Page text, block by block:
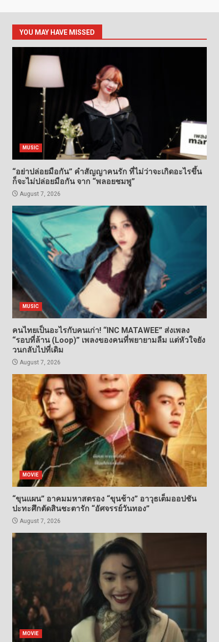
YOU MAY HAVE MISSED
MUSIC
“อย่าปล่อยมือกัน” คำสัญญาคนรัก ที่ไม่ว่าจะเกิดอะไรขึ้น
ก็จะไม่ปล่อยมือกัน จาก “พลอยชมพู”
August 7, 2026
MUSIC
คนไทยเป็นอะไรกับคนเก่า! “INC MATAWEE” ส่งเพลง
“รอบที่ล้าน (Loop)” เพลงของคนที่พยายามลืม แต่หัวใจยัง
วนกลับไปที่เดิม
August 7, 2026
MOVIE
“ขุนแผน” อาคมมหาสตรอง “ขุนช้าง” อาวุธเต็มออปชัน
ปะทะศึกตัดสินชะตารัก “อัศจรรย์วันทอง”
August 7, 2026
MOVIE